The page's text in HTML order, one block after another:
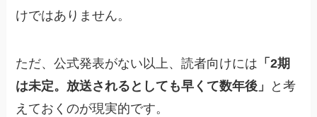
けではありません。
ただ、公式発表がない以上、読者向けには 「2期
は未定。放送されるとしても早くて数年後」
と考
えておくのが現実的です。